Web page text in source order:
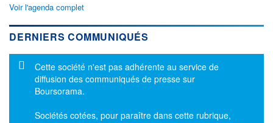
Voir l'agenda complet
DERNIERS COMMUNIQUÉS
Message d'information
Cette société n'est pas adhérente au service de
diffusion des communiqués de presse sur
Boursorama.
Sociétés cotées, pour paraître dans cette rubrique,